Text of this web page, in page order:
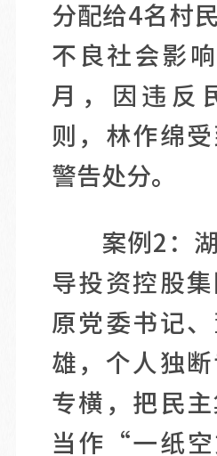
分配给4名村
不良社会影
月，因违反
则，林作绵
警告处分。
案例2：
导投资控股
原党委书记
雄，个人独
专横，把民
当作“一纸